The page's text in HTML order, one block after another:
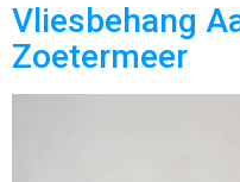
Vliesbehang
Zoetermeer